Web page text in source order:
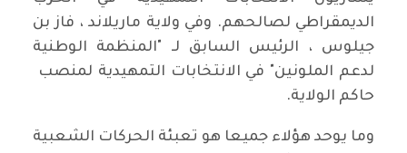
الديمقراطي لصالحهم. وفي ولاية ماريلاند ، فاز بن
جيلوس ، الرئيس السابق لـ "المنظمة الوطنية
لدعم الملونين" في الانتخابات التمهيدية لمنصب
حاكم الولاية.
وما يوحد هؤلاء جميعا هو تعبئة الحركات الشعبية